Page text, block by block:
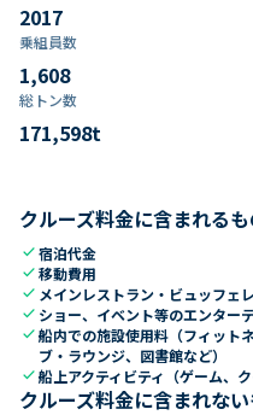
2017
乗組員数​
1,608
総トン数​
171,598t
クルーズ料金に含まれる
check宿泊代金
check移動費用
check メインレストラン・ビュッフェ
check ショー、イベント等のエンター
check船内での施設使用料（フィット
ブ・ラウンジ、図書館など）
check船上アクティビティ（ゲーム、
クルーズ料金に含まれな